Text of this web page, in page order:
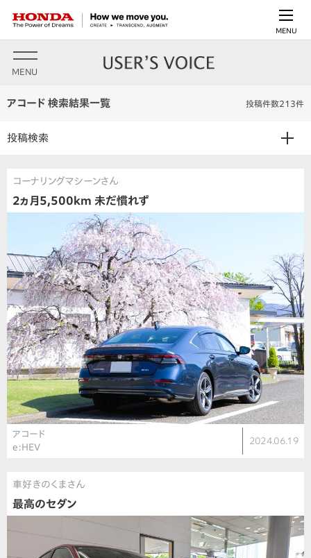
MENU
MENU
アコード 検索結果一覧 投稿件数213件
投稿検索
コーナリングマシーンさん
2ヵ月5,500km 未だ慣れず
アコード
e:HEV
2024.06.19
車好きのくまさん
最高のセダン